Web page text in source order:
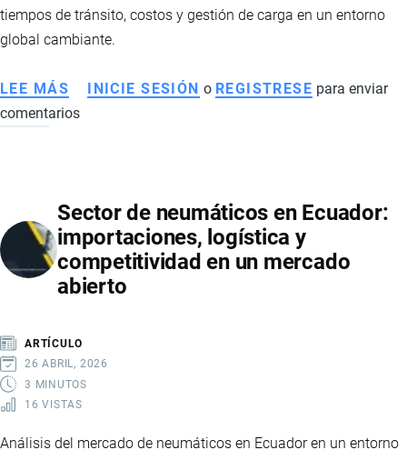
tiempos de tránsito, costos y gestión de carga en un entorno
global cambiante.
LEE MÁS SOBRE
LOGÍSTICA
Y
EFICIENCIA
EN
EL
INICIE SESIÓN o REGISTRESE para enviar
comentarios
Sector de neumáticos en Ecuador:
importaciones, logística y
competitividad en un mercado
abierto
ARTÍCULO
26 ABRIL, 2026
3 MINUTOS
16 VISTAS
Análisis del mercado de neumáticos en Ecuador en un entorno